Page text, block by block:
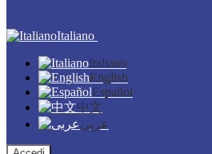
Italiano
Italiano
English
Español
中文
عربى